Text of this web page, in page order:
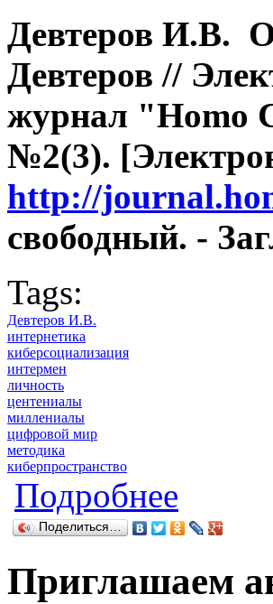
Девтеров И.В.
Девтеров //
журнал "Homo
№2(3).
http://
свободный. -
Tags:
Девтеров И.В.
интернетика
киберсоциализация
интермен
личность
центениалы
миллениалы
цифровой мир
методика
киберпространство
Подробнее
Поделиться…
Приглашаем